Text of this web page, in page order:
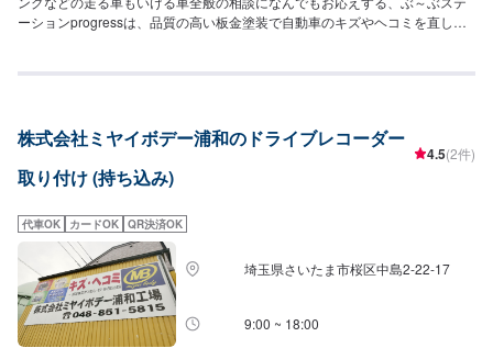
ーションprogressは、品質の高い板金塗装で自動車のキズやヘコミを直しま
ので、お気軽にお問い合わせください。ブレーキパッドの交換や車内のクリ
ドバイスを心掛けております。--------------------------------------------------【1】オ
ファーにてお問い合わせ【2】お見積り【3】お見積りにご納得いただければ
作業開始【4】仕上がり次第納車-----納期について-----納期は通常1日～2日程
さい。-----代車について-----無料の代車をご用意しています。お車の作業中は
代車をご利用ください。※代車の燃料代はお客様にご負担いただいておりま
す。-----ご来店時の注意、受付方法-----当工場は太田桐生インターチェンジか
ら５分入庫の際はお気をつけてお越しください。駐車スペースは工場前の空
いているスペースに駐車してください。受付はスタッフへ「メンテモで予約
しました」とお伝えください。ご案内いたします。【定休日・営業時間】定
休日：日曜日営業時間：9:00~19:00
株式会社ミヤイボデー浦和のドライブレコーダー
取り付け (持ち込み)
4.5(2件)
代車OK カードOK QR決済OK
埼玉県さいたま市桜区中島2-22-17
9:00 ~ 18:00